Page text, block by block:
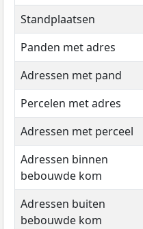
Standplaatsen
Panden met adres
Adressen met pand
Percelen met adres
Adressen met perceel
Adressen binnen
bebouwde kom
Adressen buiten
bebouwde kom